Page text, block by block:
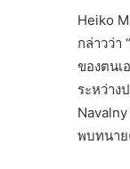
Heiko
กล่าวว่า
ของตนเ
ระหว่าง
พบทนาย